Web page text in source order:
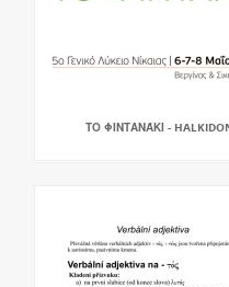
ΤΟ ΦΙΝΤΑΝΆΚΙ -